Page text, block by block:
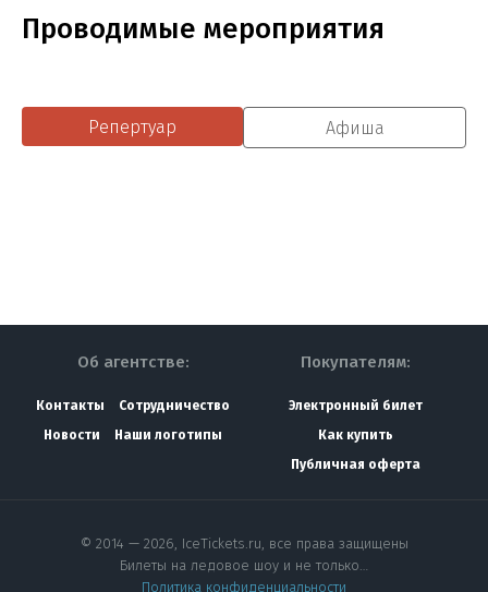
Проводимые мероприятия
Репертуар Афиша
Об агентстве:
Контакты
Сотрудничество
Новости
Наши логотипы
Покупателям:
Электронный билет
Как купить
Публичная оферта
© 2014 — 2026, IceTickets.ru, все права защищены
Билеты на ледовое шоу и не только…
Политика конфиденциальности